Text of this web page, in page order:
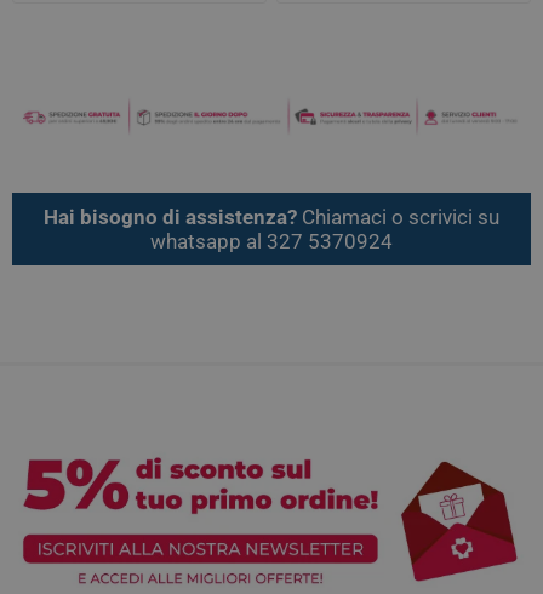
Hai bisogno di assistenza? Chiamaci o scrivici su
whatsapp al 327 5370924